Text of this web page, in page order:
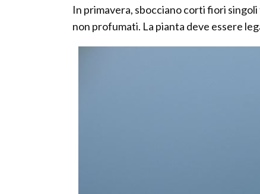
In primavera, sbocciano corti fiori
non profumati. La pianta deve essere